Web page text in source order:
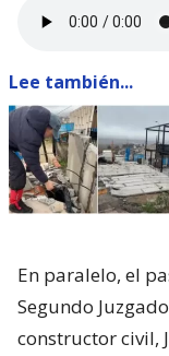
Lee también...
En paralelo, el
Segundo
constructor civil,